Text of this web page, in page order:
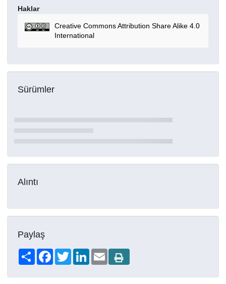
Haklar
Creative Commons Attribution Share Alike 4.0
International
Sürümler
Alıntı
Paylaş
Share FacebookTwitterLinkedIn
Email